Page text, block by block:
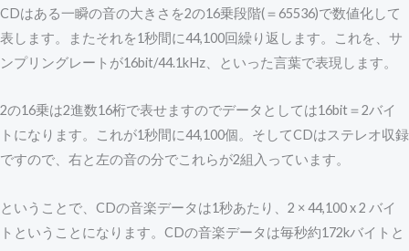
CDはある一瞬の音の大きさを2の16乗段階(＝65536)で数値化して
表します。またそれを1秒間に44,100回繰り返します。これを、サ
ンプリングレートが16bit/44.1kHz、といった言葉で表現します。
2の16乗は2進数16桁で表せますのでデータとしては16bit＝2バイ
トになります。これが1秒間に44,100個。そしてCDはステレオ収録
ですので、右と左の音の分でこれらが2組入っています。
ということで、CDの音楽データは1秒あたり、2 × 44,100 x 2 バイ
トということになります。CDの音楽データは毎秒約172kバイトと